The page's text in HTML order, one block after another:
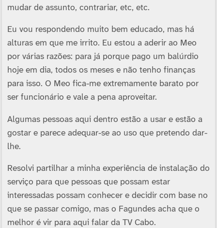
mudar de assunto, contrariar, etc, etc.
Eu vou respondendo muito bem educado, mas há
alturas em que me irrito. Eu estou a aderir ao Meo
por várias razões: para já porque pago um balúrdio
hoje em dia, todos os meses e não tenho finanças
para isso. O Meo fica-me extremamente barato por
ser funcionário e vale a pena aproveitar.
Algumas pessoas aqui dentro estão a usar e estão a
gostar e parece adequar-se ao uso que pretendo dar-
lhe.
Resolvi partilhar a minha experiência de instalação do
serviço para que pessoas que possam estar
interessadas possam conhecer e decidir com base no
que se passar comigo, mas o Fagundes acha que o
melhor é vir para aqui falar da TV Cabo.